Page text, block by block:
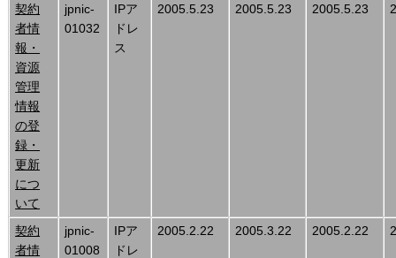
契約
者情
報・
資源
管理
情報
の登
録・
更新
につ
いて
jpnic-
01032
IPア
ドレ
ス
2005.5.23 2005.5.23 2005.5.23
契約
者情
jpnic-
01008
IPア
ドレ
2005.2.22 2005.3.22 2005.2.22